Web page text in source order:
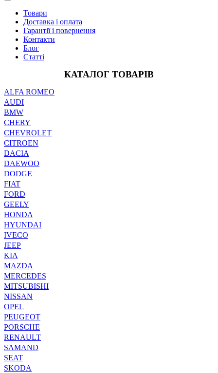
Товари
Доставка і оплата
Гарантії і повернення
Контакти
Блог
Статті
КАТАЛОГ ТОВАРІВ
ALFA ROMEO
AUDI
BMW
CHERY
CHEVROLET
CITROEN
DACIA
DAEWOO
DODGE
FIAT
FORD
GEELY
HONDA
HYUNDAI
IVECO
JEEP
KIA
MAZDA
MERCEDES
MITSUBISHI
NISSAN
OPEL
PEUGEOT
PORSCHE
RENAULT
SAMAND
SEAT
SKODA